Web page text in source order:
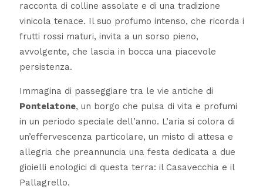
racconta di colline assolate e di una tradizione
vinicola tenace. Il suo profumo intenso, che ricorda i
frutti rossi maturi, invita a un sorso pieno,
avvolgente, che lascia in bocca una piacevole
persistenza.
Immagina di passeggiare tra le vie antiche di
Pontelatone, un borgo che pulsa di vita e profumi
in un periodo speciale dell’anno. L’aria si colora di
un’effervescenza particolare, un misto di attesa e
allegria che preannuncia una festa dedicata a due
gioielli enologici di questa terra: il Casavecchia e il
Pallagrello.